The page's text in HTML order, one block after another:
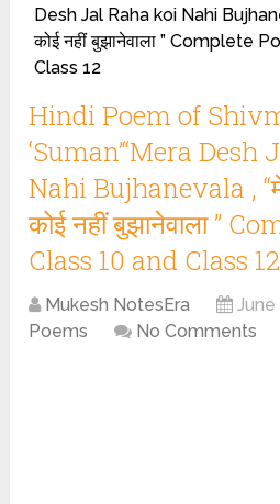
Desh Jal Raha koi Nahi
कोई नहीं बुझानेवाला ” Complete
Class 12
Hindi Poem of
‘Suman’“Mera
Nahi Bujhanevala ,
कोई नहीं बुझानेवाला ”
Class 10 and Class 12
Mukesh NotesEra June
Poems
No Comments